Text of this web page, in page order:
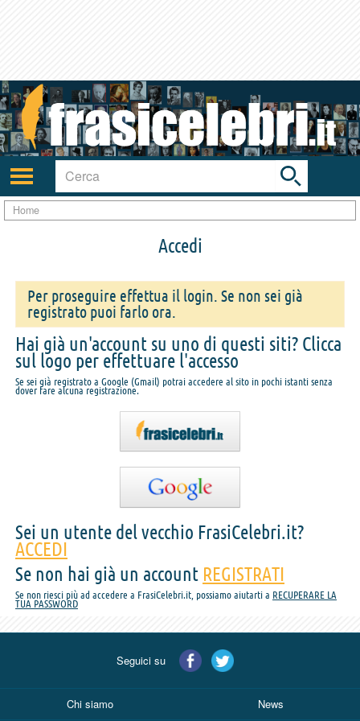
Attiva/disattiva
navigazione
Toggle
search
bar
Home
Accedi
Per proseguire effettua il login. Se non sei già
registrato puoi farlo ora.
Hai già un'account su uno di questi siti? Clicca
sul logo per effettuare l'accesso
Se sei già registrato a Google (Gmail) potrai accedere al sito in pochi istanti senza
dover fare alcuna registrazione.
Sei un utente del vecchio FrasiCelebri.it?
ACCEDI
Se non hai già un account REGISTRATI
Se non riesci più ad accedere a FrasiCelebri.it, possiamo aiutarti a RECUPERARE LA
TUA PASSWORD
Seguici su
Chi siamo News